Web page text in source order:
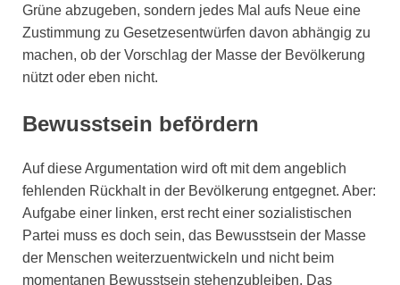
Grüne abzugeben, sondern jedes Mal aufs Neue eine
Zustimmung zu Gesetzesentwürfen davon abhängig zu
machen, ob der Vorschlag der Masse der Bevölkerung
nützt oder eben nicht.
Bewusstsein befördern
Auf diese Argumentation wird oft mit dem angeblich
fehlenden Rückhalt in der Bevölkerung entgegnet. Aber:
Aufgabe einer linken, erst recht einer sozialistischen
Partei muss es doch sein, das Bewusstsein der Masse
der Menschen weiterzuentwickeln und nicht beim
momentanen Bewusstsein stehenzubleiben. Das